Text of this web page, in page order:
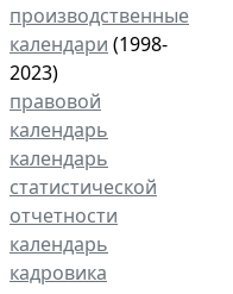
производственные
календари (1998-
2023)
правовой
календарь
календарь
статистической
отчетности
календарь
кадровика